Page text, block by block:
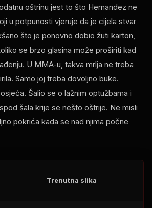
oštrinu jest to što Hernandez ne
u potpunosti vjeruje da je cijela stvar
što je ponovno dobio žuti karton,
se brzo glasina može proširiti kad
U MMA-u, takva mrlja ne treba
Samo joj treba dovoljno buke.
Šalio se o lažnim optužbama i
šala krije se nešto oštrije. Ne misli
pokrića kada se nad njima počne
Trenutna slika